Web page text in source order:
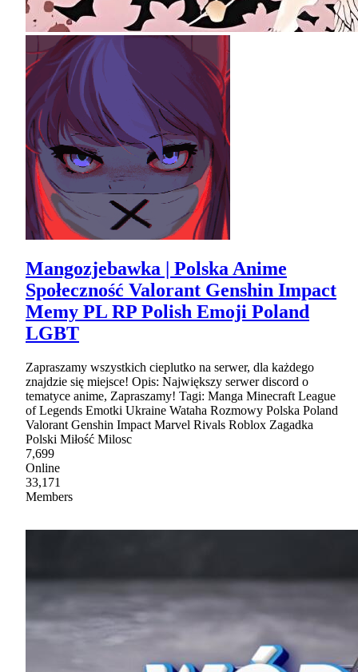
Mangozjebawka | Polska Anime
Społeczność Valorant Genshin Impact
Memy PL RP Polish Emoji Poland
LGBT
Zapraszamy wszystkich cieplutko na serwer, dla każdego
znajdzie się miejsce! Opis: Największy serwer discord o
tematyce anime, Zapraszamy! Tagi: Manga Minecraft League
of Legends Emotki Ukraine Wataha Rozmowy Polska Poland
Valorant Genshin Impact Marvel Rivals Roblox Zagadka
Polski Miłość Milosc
7,699
Online
33,171
Members